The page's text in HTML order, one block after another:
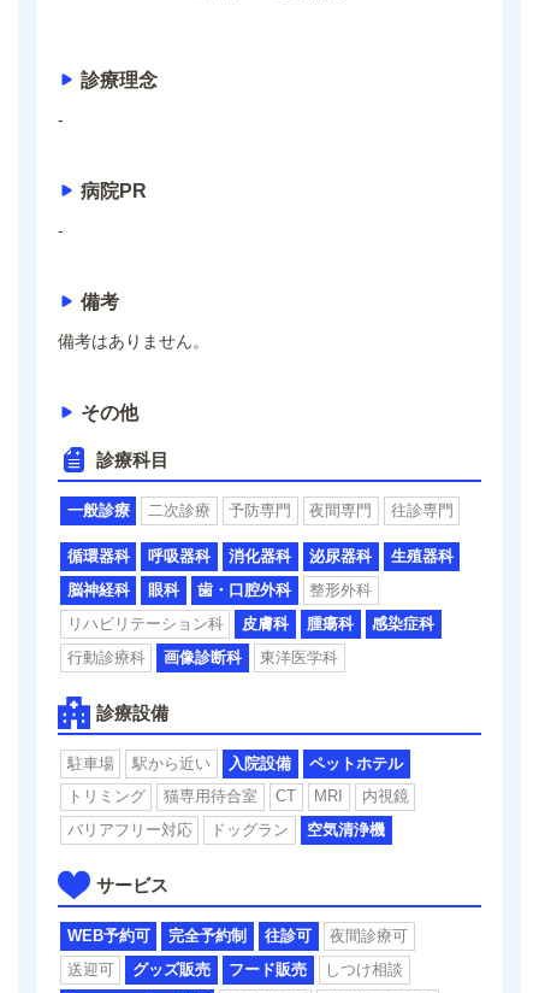
診療理念
-
病院PR
-
備考
備考はありません。
その他
診療科目
一般診療 二次診療 予防専門 夜間専門 往診専門
循環器科 呼吸器科 消化器科 泌尿器科
生殖器科
脳神経科
眼科 歯・口腔外科
整形外科
リハビリテーション科
皮膚科 腫瘍科
感染症科
行動診療科
画像診断科 東洋医学科
診療設備
駐車場 駅から近い 入院設備
ペットホテル
トリミング
猫専用待合室 CT MRI
内視鏡
バリアフリー対応
ドッグラン 空気清浄機
サービス
WEB予約可 完全予約制 往診可
夜間診療可
送迎可
グッズ販売 フード販売
しつけ相談